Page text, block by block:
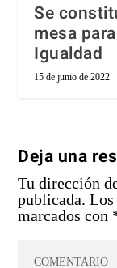
Se
mesa
Igualdad
15 de junio de 2022
Deja una
Tu dirección
publicada. Los
marcados con